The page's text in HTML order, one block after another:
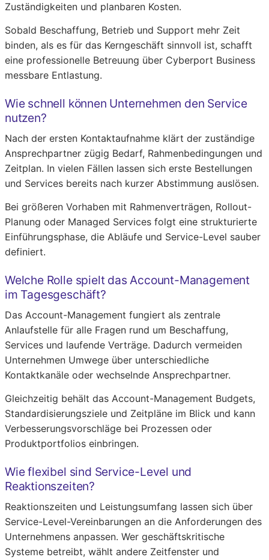
Zuständigkeiten und planbaren Kosten.
Sobald Beschaffung, Betrieb und Support mehr Zeit
binden, als es für das Kerngeschäft sinnvoll ist, schafft
eine professionelle Betreuung über Cyberport Business
messbare Entlastung.
Wie schnell können Unternehmen den Service
nutzen?
Nach der ersten Kontaktaufnahme klärt der zuständige
Ansprechpartner zügig Bedarf, Rahmenbedingungen und
Zeitplan. In vielen Fällen lassen sich erste Bestellungen
und Services bereits nach kurzer Abstimmung auslösen.
Bei größeren Vorhaben mit Rahmenverträgen, Rollout-
Planung oder Managed Services folgt eine strukturierte
Einführungsphase, die Abläufe und Service-Level sauber
definiert.
Welche Rolle spielt das Account-Management
im Tagesgeschäft?
Das Account-Management fungiert als zentrale
Anlaufstelle für alle Fragen rund um Beschaffung,
Services und laufende Verträge. Dadurch vermeiden
Unternehmen Umwege über unterschiedliche
Kontaktkanäle oder wechselnde Ansprechpartner.
Gleichzeitig behält das Account-Management Budgets,
Standardisierungsziele und Zeitpläne im Blick und kann
Verbesserungsvorschläge bei Prozessen oder
Produktportfolios einbringen.
Wie flexibel sind Service-Level und
Reaktionszeiten?
Reaktionszeiten und Leistungsumfang lassen sich über
Service-Level-Vereinbarungen an die Anforderungen des
Unternehmens anpassen. Wer geschäftskritische
Systeme betreibt, wählt andere Zeitfenster und